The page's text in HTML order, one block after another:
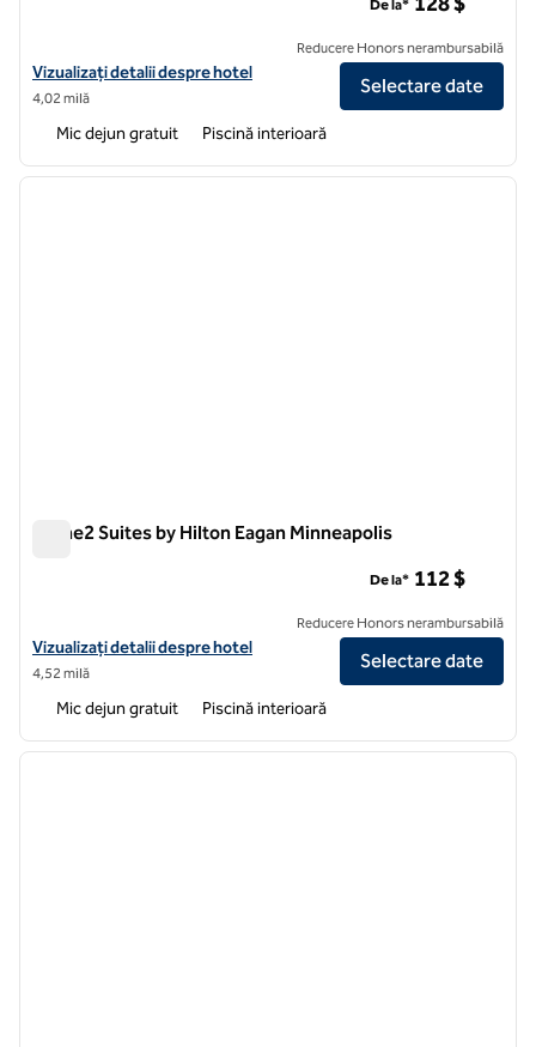
Vizualizați detaliile hotelului pentru Homewood Suites by Hilton
Vizualizați detalii despre hotel
4,02 milă
De la*
Reducere Honors nerambursabilă
Selectare date
Mic dejun gratuit Piscină interioară
1 din 12
Home2 Suites by Hilton Eagan Minneapolis
Vizualizați detaliile hotelului pentru Home2 Suites by Hilton Eagan
Vizualizați detalii despre hotel
4,52 milă
De la* 112 $
Reducere Honors nerambursabilă
Selectare date
Mic dejun gratuit Piscină interioară
1 din 12